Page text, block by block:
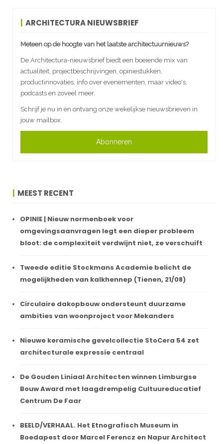
ARCHITECTURA NIEUWSBRIEF
Meteen op de hoogte van het laatste architectuurnieuws?
De Architectura-nieuwsbrief biedt een boeiende mix van
actualiteit, projectbeschrijvingen, opiniestukken,
productinnovaties, info over evenementen, maar video's,
podcasts en zoveel meer.
Schrijf je nu in en ontvang onze wekelijkse nieuwsbrieven in
jouw mailbox.
Abonneren
MEEST RECENT
OPINIE | Nieuw normenboek voor
omgevingsaanvragen legt een dieper probleem
bloot: de complexiteit verdwijnt niet, ze verschuift
Tweede editie Stockmans Academie belicht de
mogelijkheden van kalkhennep (Tienen, 21/08)
Circulaire dakopbouw ondersteunt duurzame
ambities van woonproject voor Mekanders
Nieuwe keramische gevelcollectie StoCera 54 zet
architecturale expressie centraal
De Gouden Liniaal Architecten winnen Limburgse
Bouw Award met laagdrempelig Cultuureducatief
Centrum De Faar
BEELD/VERHAAL. Het Etnografisch Museum in
Boedapest door Marcel Ferencz en Napur Architect